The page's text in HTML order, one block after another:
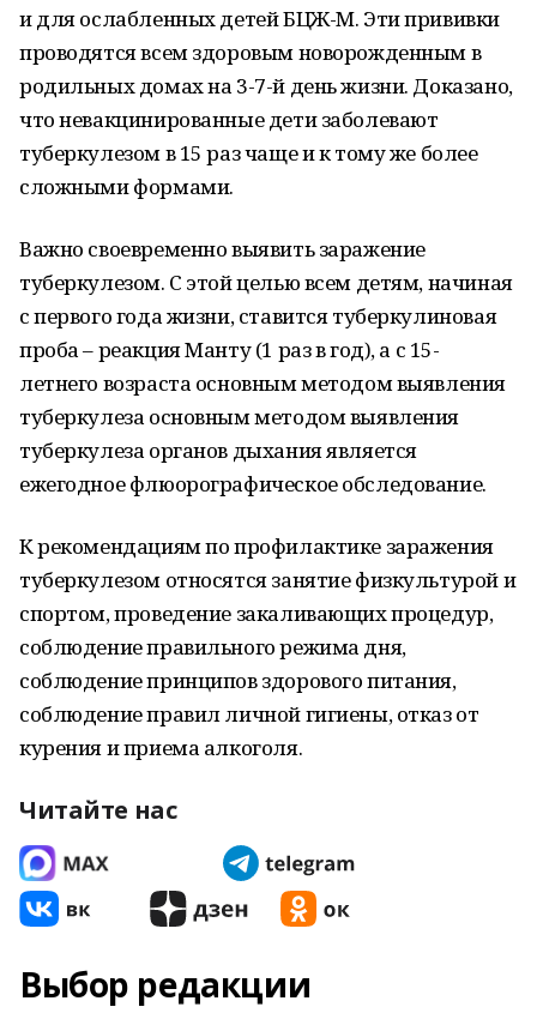
и для ослабленных детей БЦЖ-М. Эти прививки
проводятся всем здоровым новорожденным в
родильных домах на 3-7-й день жизни. Доказано,
что невакцинированные дети заболевают
туберкулезом в 15 раз чаще и к тому же более
сложными формами.
Важно своевременно выявить заражение
туберкулезом. С этой целью всем детям, начиная
с первого года жизни, ставится туберкулиновая
проба – реакция Манту (1 раз в год), а с 15-
летнего возраста основным методом выявления
туберкулеза основным методом выявления
туберкулеза органов дыхания является
ежегодное флюорографическое обследование.
К рекомендациям по профилактике заражения
туберкулезом относятся занятие физкультурой и
спортом, проведение закаливающих процедур,
соблюдение правильного режима дня,
соблюдение принципов здорового питания,
соблюдение правил личной гигиены, отказ от
курения и приема алкоголя.
Читайте нас
Выбор редакции